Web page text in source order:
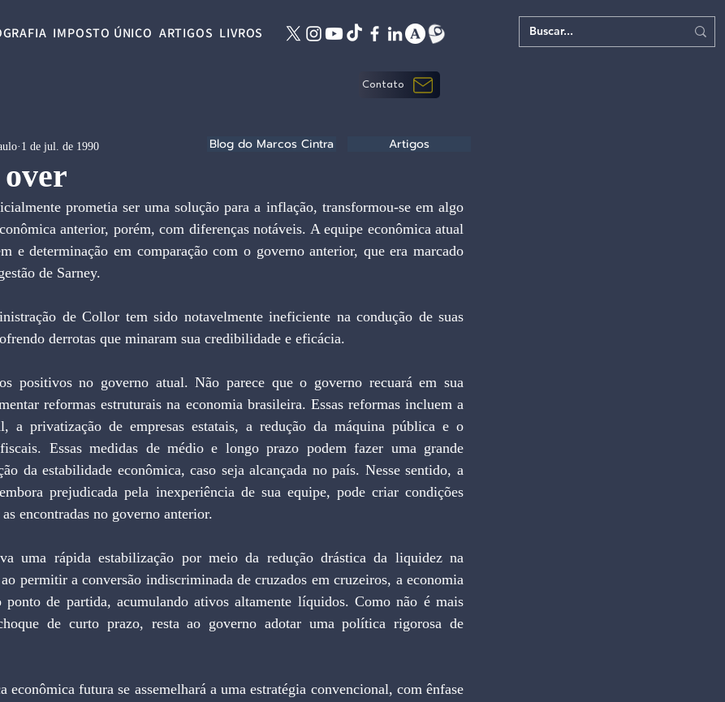
IMPOSTO ÚNICO ARTIGOS LIVROS
Contato
1 de jul. de 1990
prometia ser uma solução para a inflação, transformou-se em algo
anterior, porém, com diferenças notáveis. A equipe econômica atual
e determinação em comparação com o governo anterior, que era marcado
de Sarney.
de Collor tem sido notavelmente ineficiente na condução de suas
derrotas que minaram sua credibilidade e eficácia.
positivos no governo atual. Não parece que o governo recuará em sua
reformas estruturais na economia brasileira. Essas reformas incluem a
a privatização de empresas estatais, a redução da máquina pública e o
Essas medidas de médio e longo prazo podem fazer uma grande
da estabilidade econômica, caso seja alcançada no país. Nesse sentido, a
prejudicada pela inexperiência de sua equipe, pode criar condições
encontradas no governo anterior.
uma rápida estabilização por meio da redução drástica da liquidez na
permitir a conversão indiscriminada de cruzados em cruzeiros, a economia
ponto de partida, acumulando ativos altamente líquidos. Como não é mais
de curto prazo, resta ao governo adotar uma política rigorosa de
econômica futura se assemelhará a uma estratégia convencional, com ênfase
Blog do Marcos Cintra Artigos